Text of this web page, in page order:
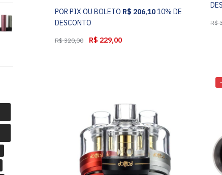
POR PIX OU BOLETO R$ 206,1010% DE
DESCONTO
R$320,00 R$ 229,00
R$